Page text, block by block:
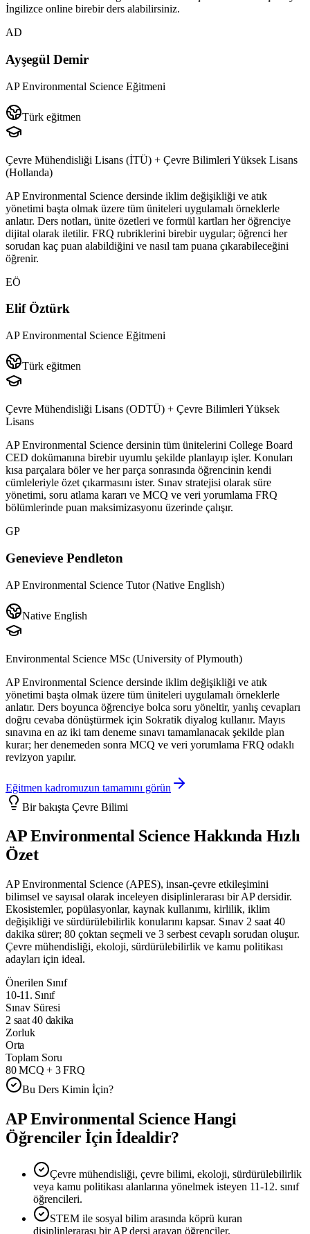
İngilizce online birebir ders alabilirsiniz.
AD
Ayşegül Demir
AP Environmental Science Eğitmeni
Türk eğitmen
Çevre Mühendisliği Lisans (İTÜ) + Çevre Bilimleri Yüksek Lisans
(Hollanda)
AP Environmental Science dersinde iklim değişikliği ve atık
yönetimi başta olmak üzere tüm üniteleri uygulamalı örneklerle
anlatır. Ders notları, ünite özetleri ve formül kartları her öğrenciye
dijital olarak iletilir. FRQ rubriklerini birebir uygular; öğrenci her
sorudan kaç puan alabildiğini ve nasıl tam puana çıkarabileceğini
öğrenir.
EÖ
Elif Öztürk
AP Environmental Science Eğitmeni
Türk eğitmen
Çevre Mühendisliği Lisans (ODTÜ) + Çevre Bilimleri Yüksek
Lisans
AP Environmental Science dersinin tüm ünitelerini College Board
CED dokümanına birebir uyumlu şekilde planlayıp işler. Konuları
kısa parçalara böler ve her parça sonrasında öğrencinin kendi
cümleleriyle özet çıkarmasını ister. Sınav stratejisi olarak süre
yönetimi, soru atlama kararı ve MCQ ve veri yorumlama FRQ
bölümlerinde puan maksimizasyonu üzerinde çalışır.
GP
Genevieve Pendleton
AP Environmental Science Tutor (Native English)
Native English
Environmental Science MSc (University of Plymouth)
AP Environmental Science dersinde iklim değişikliği ve atık
yönetimi başta olmak üzere tüm üniteleri uygulamalı örneklerle
anlatır. Ders boyunca öğrenciye bolca soru yöneltir, yanlış cevapları
doğru cevaba dönüştürmek için Sokratik diyalog kullanır. Mayıs
sınavına en az iki tam deneme sınavı tamamlanacak şekilde plan
kurar; her denemeden sonra MCQ ve veri yorumlama FRQ odaklı
revizyon yapılır.
Eğitmen kadromuzun tamamını görün
Bir bakışta Çevre Bilimi
AP Environmental Science Hakkında Hızlı
Özet
AP Environmental Science (APES), insan-çevre etkileşimini
bilimsel ve sayısal olarak inceleyen disiplinlerarası bir AP dersidir.
Ekosistemler, popülasyonlar, kaynak kullanımı, kirlilik, iklim
değişikliği ve sürdürülebilirlik konularını kapsar. Sınav 2 saat 40
dakika sürer; 80 çoktan seçmeli ve 3 serbest cevaplı sorudan oluşur.
Çevre mühendisliği, ekoloji, sürdürülebilirlik ve kamu politikası
adayları için ideal.
Önerilen Sınıf
10-11. Sınıf
Sınav Süresi
2 saat 40 dakika
Zorluk
Orta
Toplam Soru
80 MCQ + 3 FRQ
Bu Ders Kimin İçin?
AP Environmental Science Hangi
Öğrenciler İçin İdealdir?
Çevre mühendisliği, çevre bilimi, ekoloji, sürdürülebilirlik
veya kamu politikası alanlarına yönelmek isteyen 11-12. sınıf
öğrencileri.
STEM ile sosyal bilim arasında köprü kuran
disiplinlerarası bir AP dersi arayan öğrenciler.